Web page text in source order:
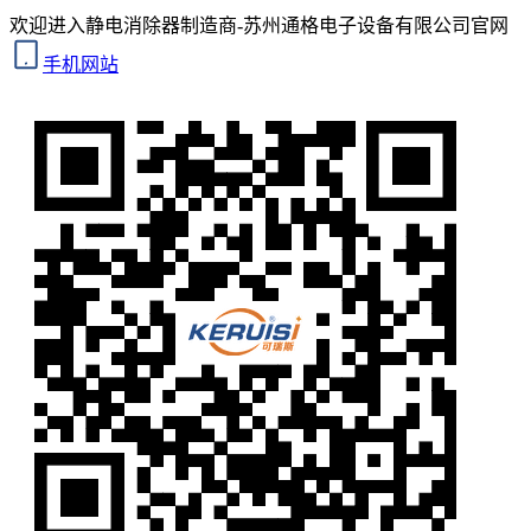
欢迎进入静电消除器制造商-苏州通格电子设备有限公司官网
手机网站